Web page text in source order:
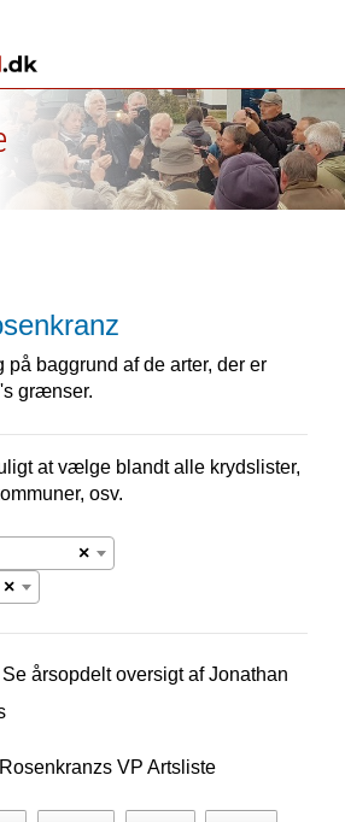
på baggrund af de arter, der er
grænser.
at vælge blandt alle krydslister,
osv.
×
×
Se årsopdelt oversigt afJonathan
VP Artsliste